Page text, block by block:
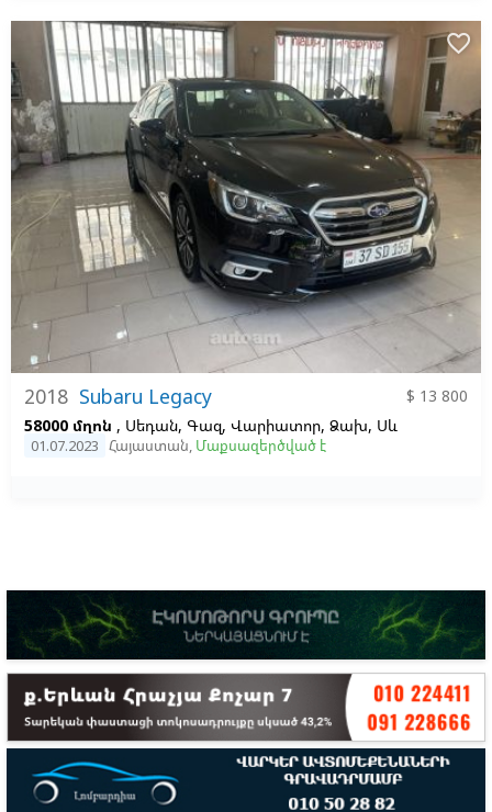
2018 Subaru Legacy
$ 13 800
58000 մղոն , Սեդան, Գազ, Վարիատոր, Ձախ, Սև
01.07.2023 Հայաստան, Մաքսազերծված է
favorite_border